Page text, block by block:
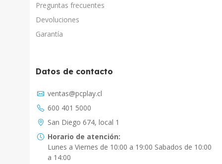
Preguntas frecuentes
Devoluciones
Garantía
Datos de contacto
ventas@pcplay.cl
600 401 5000
San Diego 674, local 1
Horario de atención:
Lunes a Viernes de 10:00 a 19:00 Sabados de 10:00
a 14:00
Chat con IA
PcPlay Santiago / Web
Hola soy Freddy, en que puedo ayudarte...
PcPlay Santiago / Tienda